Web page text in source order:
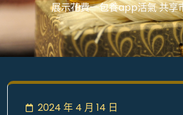
展示花費一包養app活氣 共享
2024 年 4 月 14 日